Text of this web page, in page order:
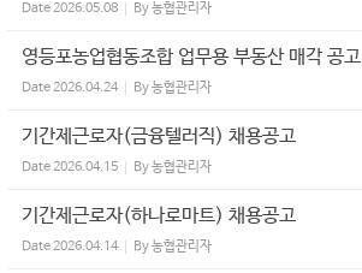
Date2026.05.08 By농협관리자
영등포농업협동조합 업무용 부동산 매각 공고
Date2026.04.24 By농협관리자
기간제근로자(금융텔러직) 채용공고
Date2026.04.15 By농협관리자
기간제근로자(하나로마트) 채용공고
Date2026.04.14 By농협관리자